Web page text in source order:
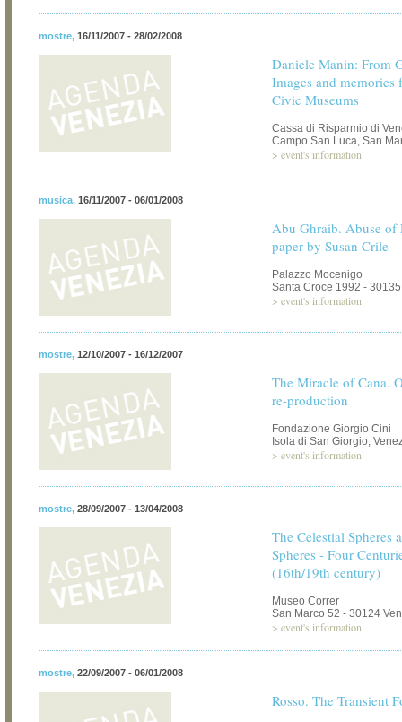
mostre, 16/11/2007 - 28/02/2008
Daniele Manin: From
Images and memories
Civic Museums
Cassa di Risparmio di
Campo San Luca, San
> event's information
musica, 16/11/2007 - 06/01/2008
Abu Ghraib. Abuse of
paper by Susan Crile
Palazzo Mocenigo
Santa Croce 1992 -
> event's information
mostre, 12/10/2007 - 16/12/2007
The Miracle of Cana.
re-production
Fondazione Giorgio Cini
Isola di San Giorgio,
> event's information
mostre, 28/09/2007 - 13/04/2008
The Celestial Spheres
Spheres - Four
(16th/19th century)
Museo Correr
San Marco 52 - 30124
> event's information
mostre, 22/09/2007 - 06/01/2008
Rosso. The Transient